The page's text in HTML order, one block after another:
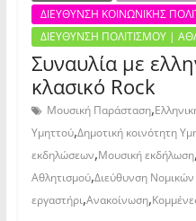
ΔΙΕΥΘΥΝΣΗ ΚΟΙΝΩΝΙΚΗΣ
ΔΙΕΥΘΥΝΣΗ ΠΟΛΙΤΙΣΜΟΥ |
Συναυλία με
κλασικό Rock
Μουσική Παράσταση,
Υμηττού,Δημοτική κοινότητη
εκδηλώσεων,Μουσική εκδήλωση,
Αθλητισμού,Διεύθυνση
εργαστήρι,Ανακοίνωση,